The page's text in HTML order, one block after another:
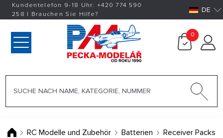
Kundentelefon 9-18 Uhr: +420774 590
258 | Brauchen Sie Hilfe? DE
0
RC Modelle und Zubehör Batterien Receiver Packs